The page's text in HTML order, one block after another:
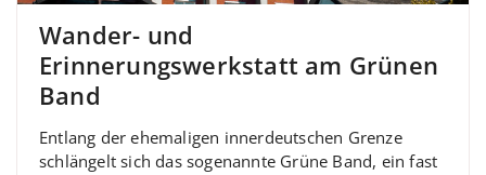
Wander- und
Erinnerungswerkstatt am Grünen
Band
Entlang der ehemaligen innerdeutschen Grenze
schlängelt sich das sogenannte Grüne Band, ein fast